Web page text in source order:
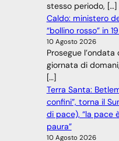
stesso periodo, […]
Caldo: ministero
“bollino rosso” in
10 Agosto 2026
Prosegue
giornata di
[…]
Terra Santa:
confini”, torna il
di pace), “la pace
paura”
10 Agosto 2026